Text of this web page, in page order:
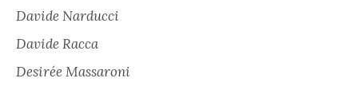
Davide Narducci
Davide Racca
Desirée Massaroni